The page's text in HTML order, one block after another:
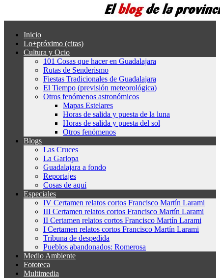
Inicio
Lo+próximo (citas)
Cultura y Ocio
101 Cosas que hacer en Guadalajara
Rutas de Senderismo
Fiestas Tradicionales de Guadalajara
El Tiempo (previsión meteorológica)
Otros fenómenos astronómicos
Mapas Estelares
Horas de salida y puesta de la luna
Horas de salida y puesta del sol
Otros fenómenos
Blogs
Las Cruces
La Garlopa
Guadalajara a fondo
Reportajes
Cosas de aquí
Especiales
IV Certamen relatos cortos Francisco Martín Larami
III Certamen relatos cortos Francisco Martín Larami
II Certamen relatos cortos Francisco Martín Larami
I Certamen relatos cortos Francisco Martín Larami
Tribuna de despedida
Pueblos abandonados: Romerosa
Medio Ambiente
Fototeca
Multimedia